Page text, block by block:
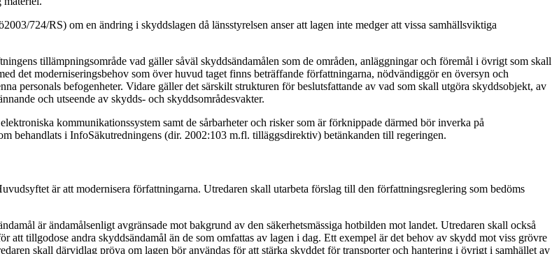
724/RS) om en ändring i skyddslagen då länsstyrelsen anser att lagen inte medger att vissa samhällsviktiga
tillämpningsområde vad gäller såväl skyddsändamålen som de områden, anläggningar och föremål i övrigt som skall
det moderniseringsbehov som över huvud taget finns beträffande författningarna, nödvändiggör en översyn och
personals befogenheter. Vidare gäller det särskilt strukturen för beslutsfattande av vad som skall utgöra skyddsobjekt, av
och utseende av skydds- och skyddsområdesvakter.
kommunikationssystem samt de sårbarheter och risker som är förknippade därmed bör inverka på
behandlats i InfoSäkutredningens (dir. 2002:103 m.fl. tilläggsdirektiv) betänkanden till regeringen.
är att modernisera författningarna. Utredaren skall utarbeta förslag till den författningsreglering som bedöms
är ändamålsenligt avgränsade mot bakgrund av den säkerhetsmässiga hotbilden mot landet. Utredaren skall också
tillgodose andra skyddsändamål än de som omfattas av lagen i dag. Ett exempel är det behov av skydd mot viss grövre
skall därvidlag pröva om lagen bör användas för att stärka skyddet för transporter och hantering i övrigt i samhället av